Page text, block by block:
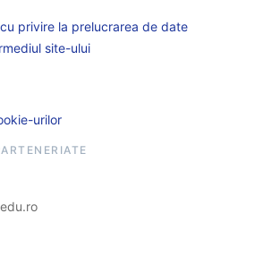
privire la prelucrarea de date
site-ului
urilor